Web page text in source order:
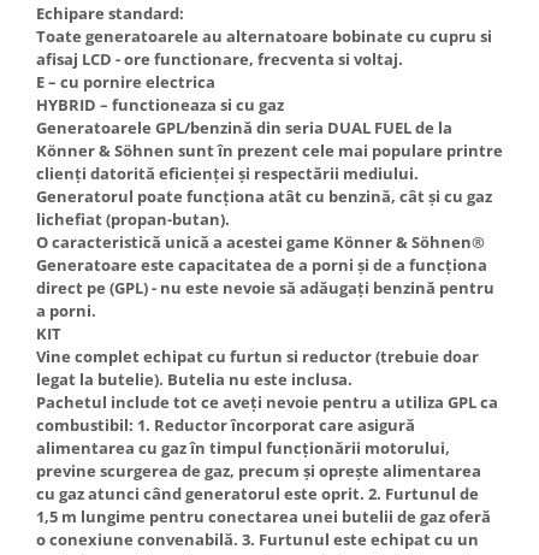
Scule pentru electricieni
Truse de scule
Truse de lipit PPR
Ventuze cu brate pentru transport
Vibratoare beton
Masini de spalat rufe verticale
Masini de spalat rufe incorporabile
Masini de spalat rufe cu uscator
Uscatoare de rufe
Masini de facut paine
Pachete electrocasnice
incorporabile
Seturi oale
SANDWICH MAKER
Storcatoare de fructe
Televizoare
Echipare standard:
Toate generatoarele au alternatoare bobinate cu cupru si
afisaj LCD - ore functionare, frecventa si voltaj.
E – cu pornire electrica
HYBRID – functioneaza si cu gaz
Generatoarele GPL/benzină din seria DUAL FUEL de la
Könner & Söhnen sunt în prezent cele mai populare printre
clienți datorită eficienței și respectării mediului.
Generatorul poate funcționa atât cu benzină, cât și cu gaz
lichefiat (propan-butan).
O caracteristică unică a acestei game Könner & Söhnen®
Generatoare este capacitatea de a porni și de a funcționa
direct pe (GPL) - nu este nevoie să adăugați benzină pentru
a porni.
KIT
Vine complet echipat cu furtun si reductor (trebuie doar
legat la butelie). Butelia nu este inclusa.
Pachetul include tot ce aveți nevoie pentru a utiliza GPL ca
combustibil: 1. Reductor încorporat care asigură
alimentarea cu gaz în timpul funcționării motorului,
previne scurgerea de gaz, precum și oprește alimentarea
cu gaz atunci când generatorul este oprit. 2. Furtunul de
1,5 m lungime pentru conectarea unei butelii de gaz oferă
o conexiune convenabilă. 3. Furtunul este echipat cu un